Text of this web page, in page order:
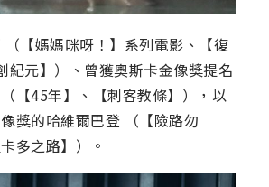
（【媽媽咪呀！】系列電影、【復
紀元】）、曾獲奧斯卡金像獎提名
【45年】、【刺客教條】），以
獎的哈維爾巴登 （【險路勿
多之路】）。